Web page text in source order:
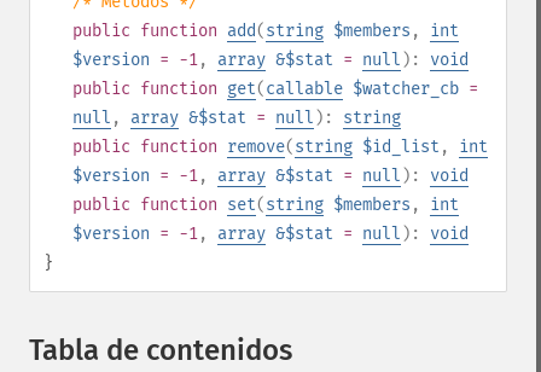
public function add(string $members , int
$version = -1, array &$stat = null ): void
public function get(callable $watcher_cb =
null , array &$stat = null ): string
public function remove(string $id_list , int
$version = -1, array &$stat = null ): void
public function set(string $members , int
$version = -1, array &$stat = null ): void
}
Tabla de contenidos